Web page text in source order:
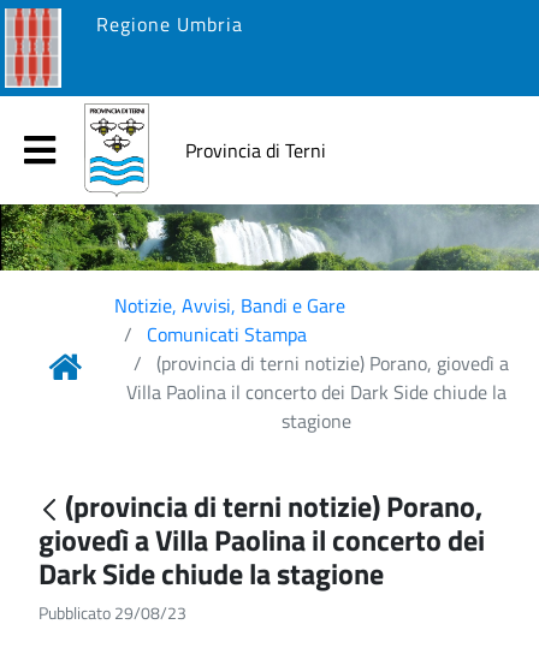
Regione Umbria
Provincia di Terni
Notizie, Avvisi, Bandi e Gare
Comunicati Stampa
(provincia di terni notizie) Porano, giovedì a
Villa Paolina il concerto dei Dark Side chiude la
stagione
(provincia di terni notizie) Porano,
giovedì a Villa Paolina il concerto dei
Dark Side chiude la stagione
Pubblicato 29/08/23